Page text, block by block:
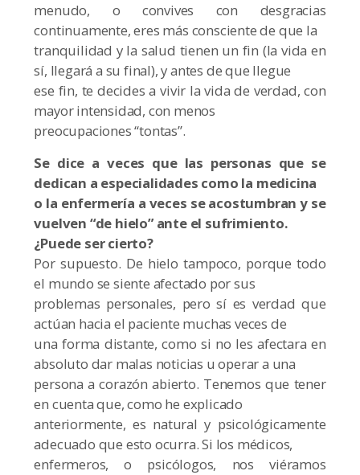
menudo, o convives con desgracias
continuamente, eres más consciente de que la
tranquilidad y la salud tienen un fin (la vida en
sí, llegará a su final), y antes de que llegue
ese fin, te decides a vivir la vida de verdad, con
mayor intensidad, con menos
preocupaciones “tontas”.
Se dice a veces que las personas que se
dedican a especialidades como la medicina
o la enfermería a veces se acostumbran y se
vuelven “de hielo” ante el sufrimiento.
¿Puede ser cierto?
Por supuesto. De hielo tampoco, porque todo
el mundo se siente afectado por sus
problemas personales, pero sí es verdad que
actúan hacia el paciente muchas veces de
una forma distante, como si no les afectara en
absoluto dar malas noticias u operar a una
persona a corazón abierto. Tenemos que tener
en cuenta que, como he explicado
anteriormente, es natural y psicológicamente
adecuado que esto ocurra. Si los médicos,
enfermeros, o psicólogos, nos viéramos